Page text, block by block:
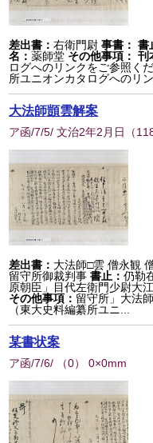
差出書：右衛門尉 事書： 書
名：薬師堂 その他事項： 刊
ログへのリンクをご参照くだ
所ユニオンカタログへのリ
大法師顗雲解案
ア函/7/5/ 文治2年2月日 （
差出書： 大法師□雲 僧永観
留守所御裁判事書止：仍勒
原朝臣」目代左衛門少尉大
その他事項： 留守所」大法
（東大史料編纂所ユニ...
某書状案
ア函/7/6/ （0） 0×0mm